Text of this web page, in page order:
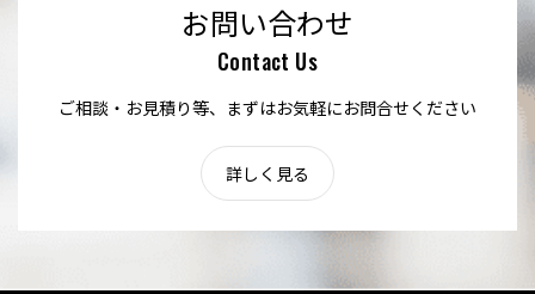
お問い合わせ
Contact Us
ご相談・お見積り等、まずはお気軽にお問合せください
詳しく見る